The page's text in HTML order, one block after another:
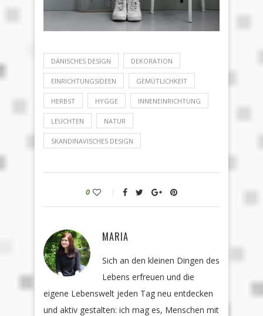
DÄNISCHES DESIGN DEKORATION
EINRICHTUNGSIDEEN GEMÜTLICHKEIT
HERBST HYGGE INNENEINRICHTUNG
LEUCHTEN NATUR
SKANDINAVISCHES DESIGN
0
MARIA
Sich an den kleinen Dingen des
Lebens erfreuen und die
eigene Lebenswelt jeden Tag neu entdecken
und aktiv gestalten: ich mag es, Menschen mit